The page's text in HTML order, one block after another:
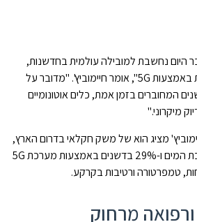
היום נחשבת למובילה עולמית בחדשנות,
תעבור טרנספורמציה נוספת באמצעות 5G", אומר חיימוביץ'. "מדובר על
המחוברים בזמן אמת, כלים אוטונומיים
מיקרוני."
מציג הוא של משק חקלאי בדרום הארץ,
שהצליח לחסוך 43% בצריכת המים ו-29% בדשנים באמצעות מערכת 5G
טמפרטורה ורטיבות בקרקע.
מרחוק